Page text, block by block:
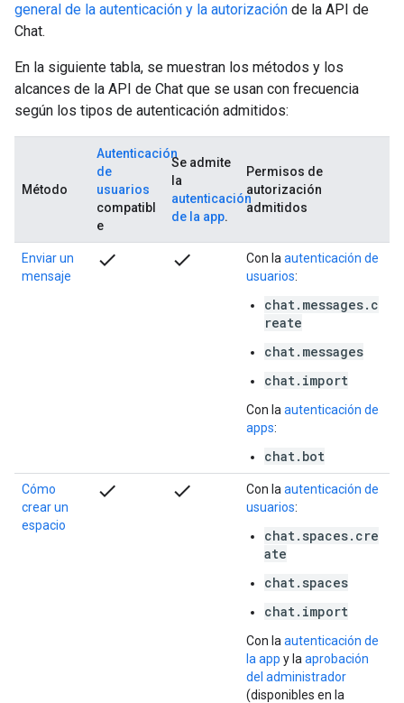
general de la autenticación y la autorización de la API de
Chat.
En la siguiente tabla, se muestran los métodos y los
alcances de la API de Chat que se usan con frecuencia
según los tipos de autenticación admitidos:
Método
Autenticación
de
usuarios
compatibl
e
Se admite
la
autenticación
de la app.
Permisos de
autorización
admitidos
Enviar un
mensaje
check check Con la autenticación de
usuarios:
chat.messages.c
reate
chat.messages
chat.import
Con la autenticación de
apps:
chat.bot
Cómo
crear un
espacio
check check Con la autenticación de
usuarios:
chat.spaces.cre
ate
chat.spaces
chat.import
Con la autenticación de
la app y la aprobación
del administrador
(disponibles en la